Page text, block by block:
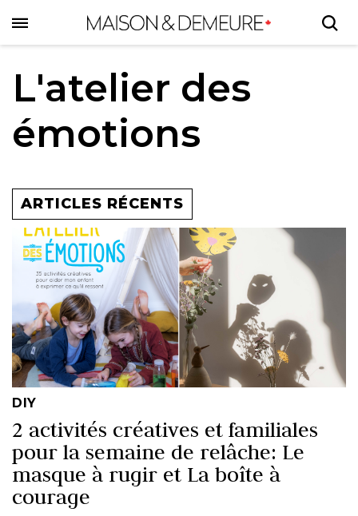
to
main
content
L'atelier des
émotions
ARTICLES RÉCENTS
DIY
2 activités créatives et familiales
pour la semaine de relâche: Le
masque à rugir et La boîte à
courage